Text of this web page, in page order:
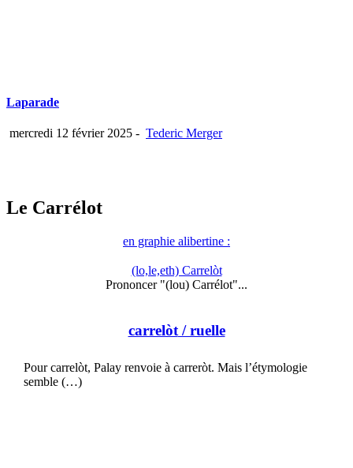
Laparade
mercredi 12 février 2025 - Tederic Merger
Le Carrélot
en graphie alibertine :
(lo,le,eth) Carrelòt
Prononcer "(lou) Carrélot"...
carrelòt/ ruelle
Pour carrelòt, Palay renvoie à carreròt. Mais l’étymologie
semble (…)